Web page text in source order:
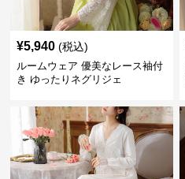
¥5,940 (税込)
ルームウェア 優美なレース袖付
き ゆったりネグリジェ